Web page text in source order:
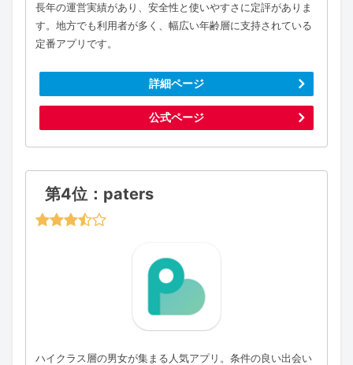
長年の運営実績があり、安全性と使いやすさに定評がありま
す。地方でも利用者が多く、幅広い年齢層に支持されている
定番アプリです。
詳細ページ
公式ページ
第4位：paters
ハイクラス層の男女が集まる人気アプリ。条件の良い出会い